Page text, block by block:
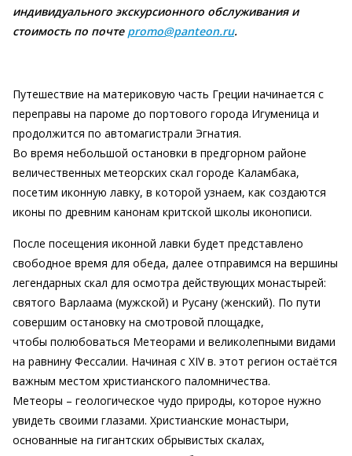
индивидуального экскурсионного обслуживания и
стоимость по почте promo@panteon.ru.
Путешествие на материковую часть Греции начинается с
переправы на пароме до портового города Игуменица и
продолжится по автомагистрали Эгнатия.
Во время небольшой остановки в предгорном районе
величественных метеорских скал городе Каламбака,
посетим иконную лавку, в которой узнаем, как создаются
иконы по древним канонам критской школы иконописи.
После посещения иконной лавки будет представлено
свободное время для обеда, далее отправимся на вершины
легендарных скал для осмотра действующих монастырей:
святого Варлаама (мужской) и Русану (женский). По пути
совершим остановку на смотровой площадке,
чтобы полюбоваться Метеорами и великолепными видами
на равнину Фессалии. Начиная с XIV в. этот регион остаётся
важным местом христианского паломничества.
Метеоры – геологическое чудо природы, которое нужно
увидеть своими глазами. Христианские монастыри,
основанные на гигантских обрывистых скалах,